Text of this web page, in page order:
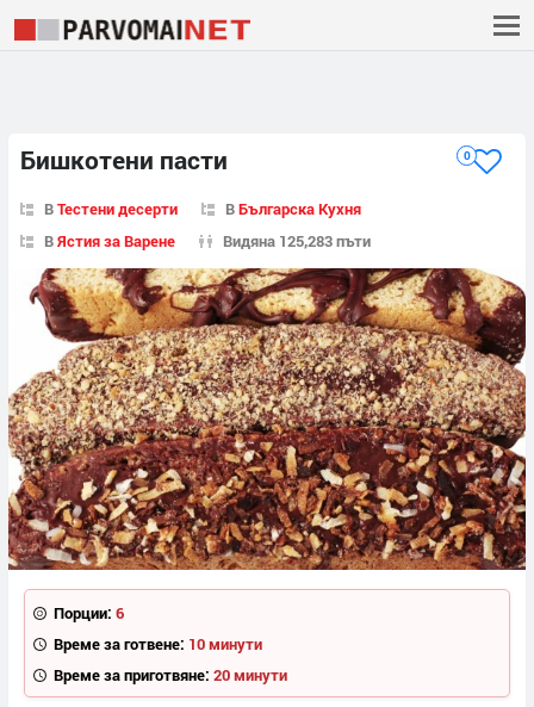
Бишкотени пасти 0
ВТестени десерти ВБългарска Кухня
ВЯстия за Варене Видяна 125,283 пъти
Порции: 6
Време за готвене: 10 минути
Време за приготвяне: 20 минути